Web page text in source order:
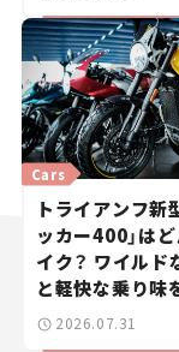
トライアンフ新
ッカー400」は
イク？ ワイルド
と軽快な乗り味
た400ccフラッ
Cars
2026.07.31